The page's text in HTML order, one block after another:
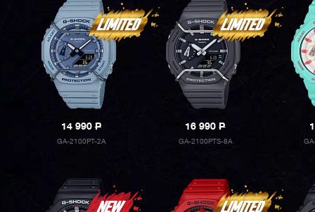
14 990P
GA-2100PT-2A
16 990P
GA-2100PTS-8A